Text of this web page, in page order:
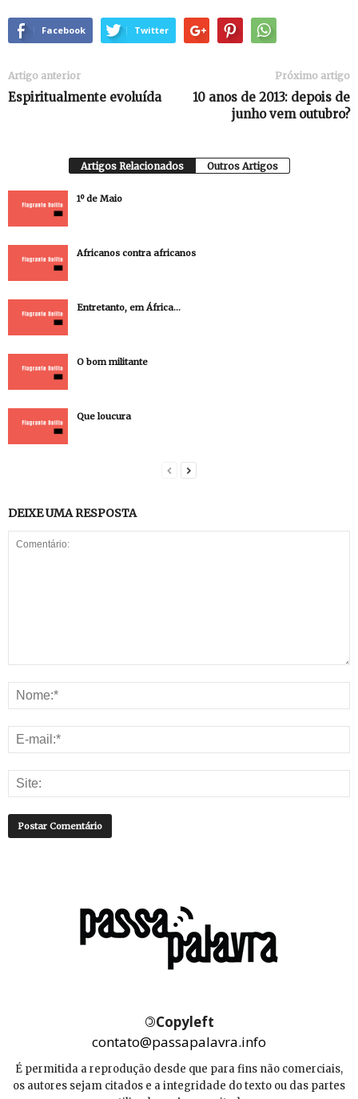
Facebook Twitter
Artigo anterior
Espiritualmente evoluída
Próximo artigo
10 anos de 2013: depois de
junho vem outubro?
Artigos Relacionados Outros Artigos
1º de Maio
Africanos contra africanos
Entretanto, em África…
O bom militante
Que loucura
DEIXE UMA RESPOSTA
©Copyleft
contato@passapalavra.info
É permitida a reprodução desde que para fins não comerciais,
os autores sejam citados e a integridade do texto ou das partes